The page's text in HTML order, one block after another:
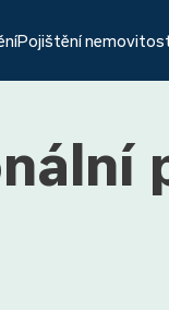
Pojištění